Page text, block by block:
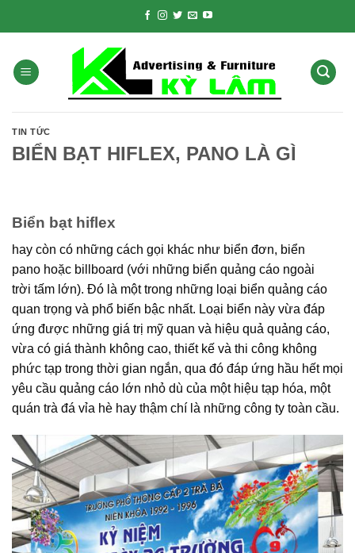
TIN TỨC
BIỂN BẠT HIFLEX, PANO LÀ GÌ
Biển bạt hiflex
hay còn có những cách gọi khác như biển đơn, biển
pano hoặc billboard (với những biển quảng cáo ngoài
trời tấm lớn). Đó là một trong những loại biển quảng cáo
quan trọng và phổ biến bậc nhất. Loại biển này vừa đáp
ứng được những giá trị mỹ quan và hiệu quả quảng cáo,
vừa có giá thành không cao, thiết kế và thi công không
phức tạp trong thời gian ngắn, qua đó đáp ứng hầu hết mọi
yêu cầu quảng cáo lớn nhỏ dù của một hiệu tạp hóa, một
quán trà đá vỉa hè hay thậm chí là những công ty toàn cầu.